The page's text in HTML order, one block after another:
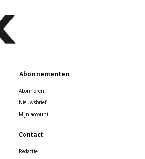
Abonnementen
Abonneren
Nieuwsbrief
Mijn account
Contact
Redactie